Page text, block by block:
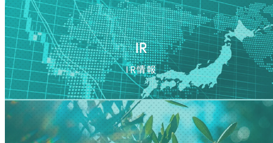
IR
IR情報